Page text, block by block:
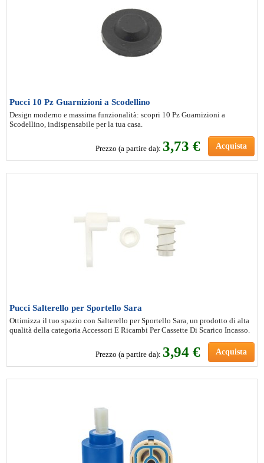
Pucci 10 Pz Guarnizioni a Scodellino
Design moderno e massima funzionalità: scopri 10 Pz Guarnizioni a
Scodellino, indispensabile per la tua casa.
Prezzo (a partire da): 3,73 € Acquista
Pucci Salterello per Sportello Sara
Ottimizza il tuo spazio con Salterello per Sportello Sara, un prodotto di alta
qualità della categoria Accessori E Ricambi Per Cassette Di Scarico Incasso.
Prezzo (a partire da): 3,94 € Acquista